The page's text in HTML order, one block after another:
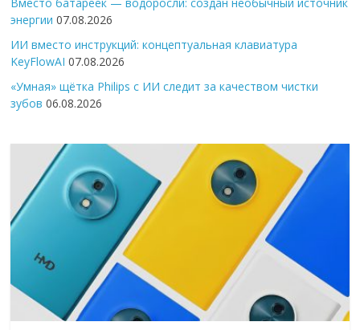
энергии 07.08.2026
ИИ вместо инструкций: концептуальная клавиатура
KeyFlowAI 07.08.2026
«Умная» щётка Philips с ИИ следит за качеством чистки
зубов 06.08.2026